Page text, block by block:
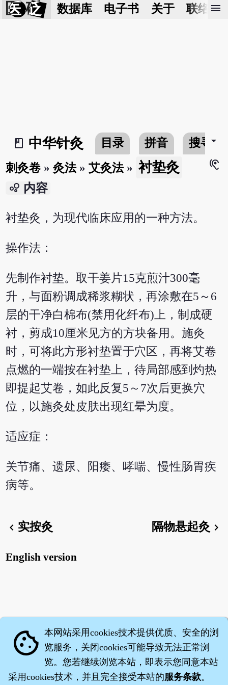
医 砭 数据库 电子书 关于 联络我
menu
book_2
中华针灸 目录 拼音 搜寻arrow_drop_down
刺灸卷 »灸法»艾灸法» 衬垫灸
hearing
bubble_chart 内容
衬垫灸，为现代临床应用的一种方法。
操作法：
先制作衬垫。取干姜片15克煎汁300毫
升，与面粉调成稀浆糊状，再涂敷在5～6
层的干净白棉布(禁用化纤布)上，制成硬
衬，剪成10厘米见方的方块备用。施灸
时，可将此方形衬垫置于穴区，再将艾卷
点燃的一端按在衬垫上，待局部感到灼热
即提起艾卷，如此反复5～7次后更换穴
位，以施灸处皮肤出现红晕为度。
适应症：
关节痛、遗尿、阳痿、哮喘、慢性肠胃疾
病等。
chevron_left实按灸 隔物悬起灸 chevron_right
English version
cookie 本网站采用cookies技术提供优质、安全的浏
览服务，关闭cookies可能导致无法正常浏
览。您若继续浏览本站，即表示您同意本站
采用cookies技术，并且完全接受本站的服务条款。